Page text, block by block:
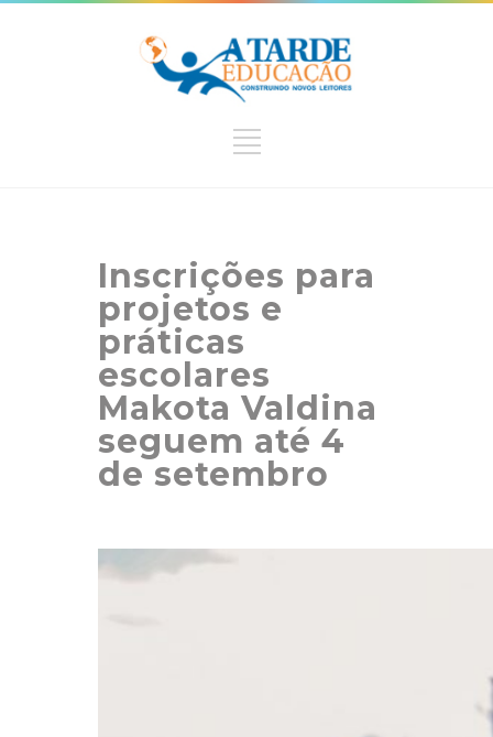
Inscrições para
projetos e
práticas
escolares
Makota Valdina
seguem até 4
de setembro